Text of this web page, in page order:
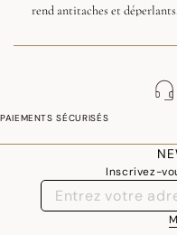
rend antitaches et
PAIEMENTS SÉCURISÉS
Inscrivez-